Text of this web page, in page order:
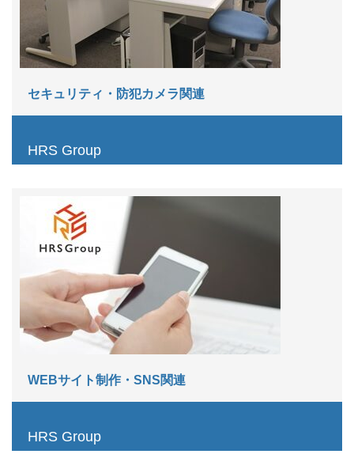
セキュリティ・防犯カメラ関連
HRS Group
WEBサイト制作・SNS関連
HRS Group